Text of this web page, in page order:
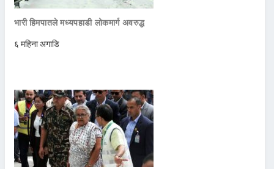
भारी हिमपातले मध्यपहाडी लोकमार्ग अवरुद्ध
६ महिना अगाडि